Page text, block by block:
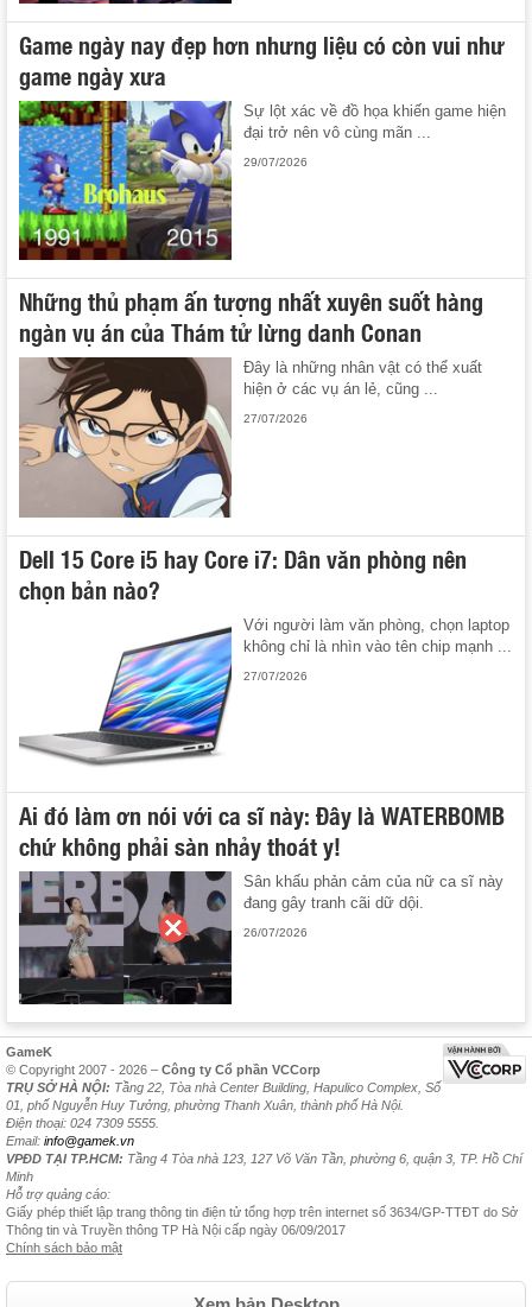
Game ngày nay đẹp hơn nhưng liệu có còn vui như
game ngày xưa
Sự lột xác về đồ họa khiến game hiện
đại trở nên vô cùng mãn ...
29/07/2026
Những thủ phạm ấn tượng nhất xuyên suốt hàng
ngàn vụ án của Thám tử lừng danh Conan
Đây là những nhân vật có thể xuất
hiện ở các vụ án lẻ, cũng ...
27/07/2026
Dell 15 Core i5 hay Core i7: Dân văn phòng nên
chọn bản nào?
Với người làm văn phòng, chọn laptop
không chỉ là nhìn vào tên chip mạnh ...
27/07/2026
Ai đó làm ơn nói với ca sĩ này: Đây là WATERBOMB
chứ không phải sàn nhảy thoát y!
Sân khấu phản cảm của nữ ca sĩ này
đang gây tranh cãi dữ dội.
26/07/2026
GameK
© Copyright 2007 - 2026 – Công ty Cổ phần VCCorp
TRỤ SỞ HÀ NỘI: Tầng 22, Tòa nhà Center Building, Hapulico Complex, Số
01, phố Nguyễn Huy Tưởng, phường Thanh Xuân, thành phố Hà Nội.
Điện thoại: 024 7309 5555.
Email: info@gamek.vn
VPĐD TẠI TP.HCM: Tầng 4 Tòa nhà 123, 127 Võ Văn Tần, phường 6, quận 3, TP. Hồ Chí
Minh
Hỗ trợ quảng cáo:
Giấy phép thiết lập trang thông tin điện tử tổng hợp trên internet số 3634/GP-TTĐT do Sở
Thông tin và Truyền thông TP Hà Nội cấp ngày 06/09/2017
Chính sách bảo mật